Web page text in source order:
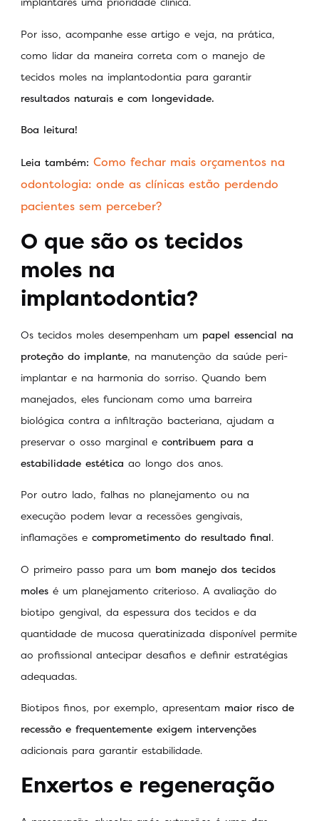
Por isso, acompanhe esse artigo e veja, na prática,
como lidar da maneira correta com o manejo de
tecidos moles na implantodontia para garantir
resultados naturais e com longevidade.
Boa leitura!
Leia também: Como fechar mais orçamentos na
odontologia: onde as clínicas estão perdendo
pacientes sem perceber?
O que são os tecidos
moles na
implantodontia?
Os tecidos moles desempenham um papel essencial na
proteção do implante, na manutenção da saúde peri-
implantar e na harmonia do sorriso. Quando bem
manejados, eles funcionam como uma barreira
biológica contra a infiltração bacteriana, ajudam a
preservar o osso marginal e contribuem para a
estabilidade estética ao longo dos anos.
Por outro lado, falhas no planejamento ou na
execução podem levar a recessões gengivais,
inflamações e comprometimento do resultado final.
O primeiro passo para um bom manejo dos tecidos
moles é um planejamento criterioso. A avaliação do
biotipo gengival, da espessura dos tecidos e da
quantidade de mucosa queratinizada disponível permite
ao profissional antecipar desafios e definir estratégias
adequadas.
Biotipos finos, por exemplo, apresentam maior risco de
recessão e frequentemente exigem intervenções
adicionais para garantir estabilidade.
Enxertos e regeneração